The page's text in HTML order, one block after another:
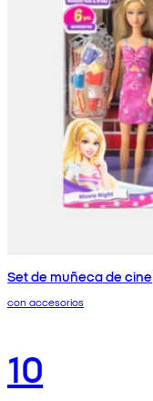
Set de muñeca de cine
con accesorios
10